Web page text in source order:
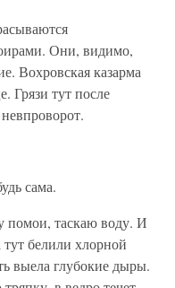
Они, видимо,
Вохровская казарма
Грязи тут после
сама.
таскаю воду. И
тут белили хлорной
выела глубокие дыры.